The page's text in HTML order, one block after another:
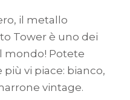
il metallo
Tower è uno dei
mondo! Potete
vi piace: bianco,
vintage.